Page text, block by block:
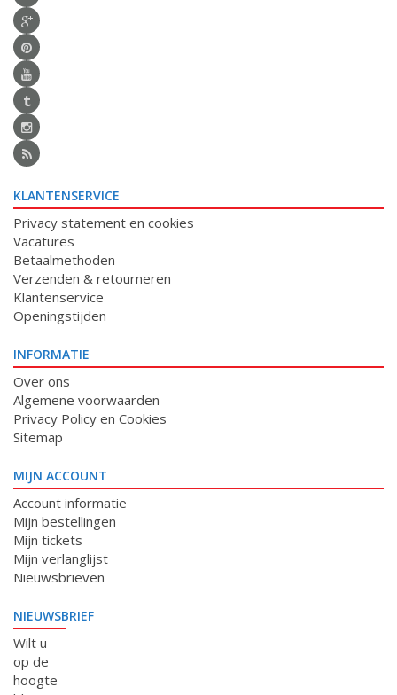
KLANTENSERVICE
Privacy statement en cookies
Vacatures
Betaalmethoden
Verzenden & retourneren
Klantenservice
Openingstijden
INFORMATIE
Over ons
Algemene voorwaarden
Privacy Policy en Cookies
Sitemap
MIJN ACCOUNT
Account informatie
Mijn bestellingen
Mijn tickets
Mijn verlanglijst
Nieuwsbrieven
NIEUWSBRIEF
Wilt u
op de
hoogte